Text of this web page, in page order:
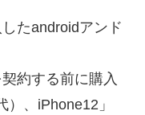
たandroidアンド
約する前に購入
、iPhone12」